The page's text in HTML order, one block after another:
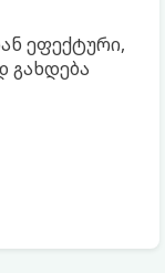
ეფექტური,
გახდება